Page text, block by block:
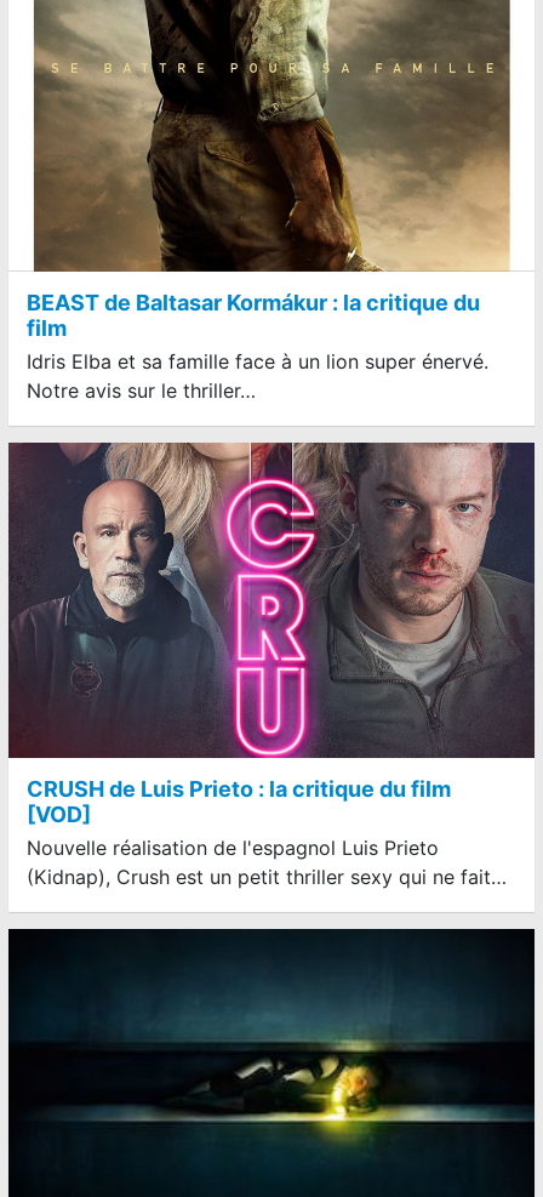
BEAST de Baltasar Kormákur : la critique du
film
Idris Elba et sa famille face à un lion super énervé.
Notre avis sur le thriller…
CRUSH de Luis Prieto : la critique du film
[VOD]
Nouvelle réalisation de l'espagnol Luis Prieto
(Kidnap), Crush est un petit thriller sexy qui ne fait…